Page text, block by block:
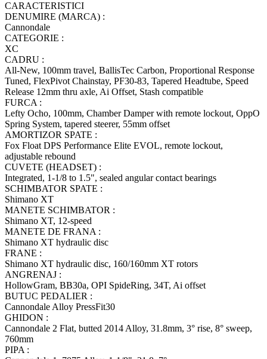
CARACTERISTICI
DENUMIRE (MARCA) :
Cannondale
CATEGORIE :
XC
CADRU :
All-New, 100mm travel, BallisTec Carbon, Proportional Response
Tuned, FlexPivot Chainstay, PF30-83, Tapered Headtube, Speed
Release 12mm thru axle, Ai Offset, Stash compatible
FURCA :
Lefty Ocho, 100mm, Chamber Damper with remote lockout, OppO
Spring System, tapered steerer, 55mm offset
AMORTIZOR SPATE :
Fox Float DPS Performance Elite EVOL, remote lockout,
adjustable rebound
CUVETE (HEADSET) :
Integrated, 1-1/8 to 1.5", sealed angular contact bearings
SCHIMBATOR SPATE :
Shimano XT
MANETE SCHIMBATOR :
Shimano XT, 12-speed
MANETE DE FRANA :
Shimano XT hydraulic disc
FRANE :
Shimano XT hydraulic disc, 160/160mm XT rotors
ANGRENAJ :
HollowGram, BB30a, OPI SpideRing, 34T, Ai offset
BUTUC PEDALIER :
Cannondale Alloy PressFit30
GHIDON :
Cannondale 2 Flat, butted 2014 Alloy, 31.8mm, 3° rise, 8° sweep,
760mm
PIPA :